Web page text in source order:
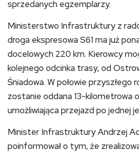
sprzedanych egzemplarzy.
Ministerstwo Infrastruktury z
droga ekspresowa S61 ma już
docelowych 220 km. Kierowcy
kolejnego odcinka trasy, od
Śniadowa. W połowie przyszłego
zostanie oddana 13-kilometrowa
umożliwiająca przejazd po jednej
Minister Infrastruktury Andrzej
poinformował o tym, że